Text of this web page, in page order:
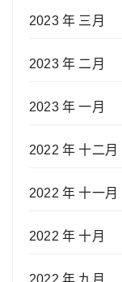
2023 年 三月
2023 年 二月
2023 年 一月
2022 年 十二月
2022 年 十一月
2022 年 十月
2022 年 九月